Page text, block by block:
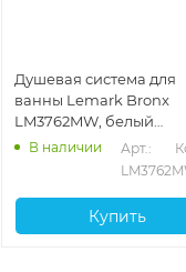
Душевая система для
ванны Lemark Bronx
LM3762MW, белый
матовый
В наличии
Арт.:
Купить